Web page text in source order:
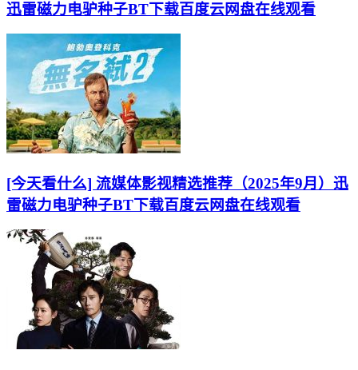
迅雷磁力电驴种子BT下载百度云网盘在线观看
[今天看什么] 流媒体影视精选推荐（2025年9月）迅
雷磁力电驴种子BT下载百度云网盘在线观看